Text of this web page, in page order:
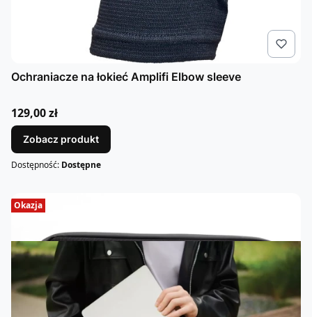
Ochraniacze na łokieć Amplifi Elbow sleeve
Cena
129,00 zł
Zobacz produkt
Dostępność: Dostępne
Okazja